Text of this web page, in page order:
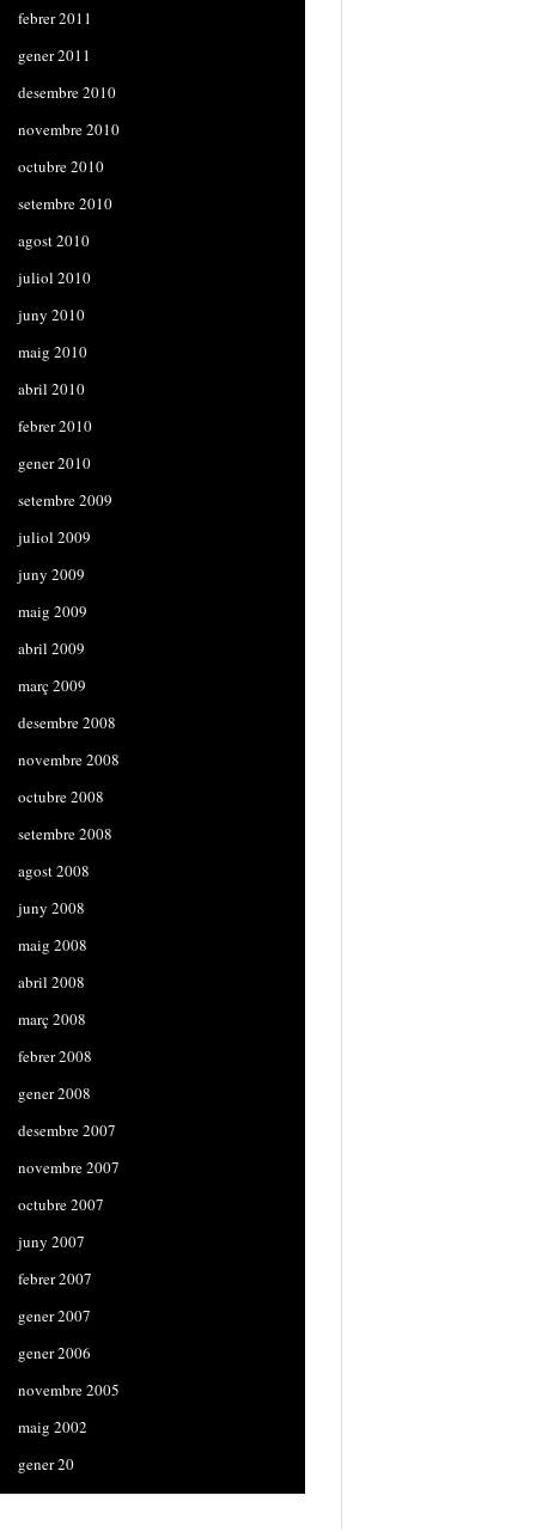
febrer 2011
gener 2011
desembre 2010
novembre 2010
octubre 2010
setembre 2010
agost 2010
juliol 2010
juny 2010
maig 2010
abril 2010
febrer 2010
gener 2010
setembre 2009
juliol 2009
juny 2009
maig 2009
abril 2009
març 2009
desembre 2008
novembre 2008
octubre 2008
setembre 2008
agost 2008
juny 2008
maig 2008
abril 2008
març 2008
febrer 2008
gener 2008
desembre 2007
novembre 2007
octubre 2007
juny 2007
febrer 2007
gener 2007
gener 2006
novembre 2005
maig 2002
gener 20